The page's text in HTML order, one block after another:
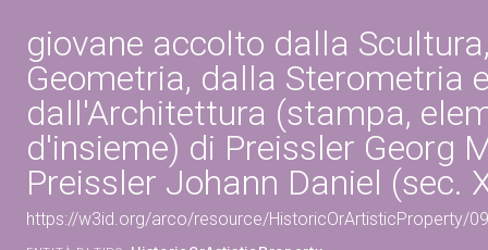
giovane accolto dalla
Geometria, dalla Sterometria
dall'Architettura (stampa,
d'insieme) di Preissler Georg
Preissler Johann Daniel (sec.
https://w3id.org/arco/resource/HistoricOrArtisticProperty/